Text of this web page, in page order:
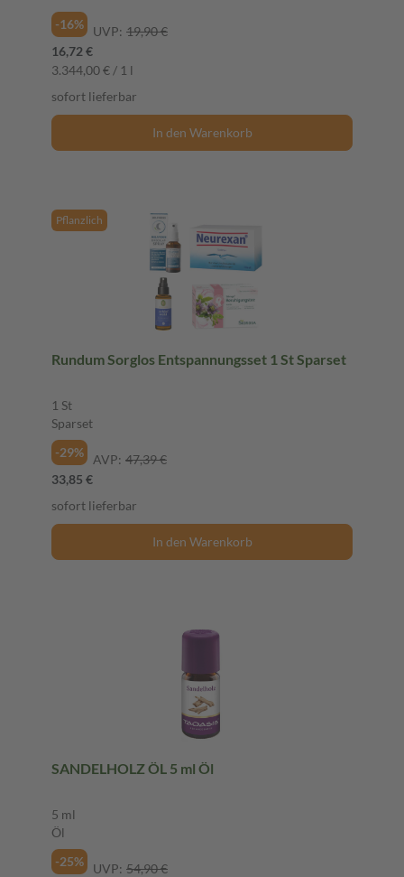
-16%
UVP: 19,90 €
16,72 €
3.344,00 € / 1 l
sofort lieferbar
In den Warenkorb
Pflanzlich
Rundum Sorglos Entspannungsset 1 St Sparset
1 St
Sparset
-29%
AVP: 47,39 €
33,85 €
sofort lieferbar
In den Warenkorb
SANDELHOLZ ÖL 5 ml Öl
5 ml
Öl
-25%
UVP: 54,90 €